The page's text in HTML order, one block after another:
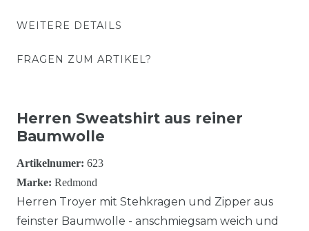
WEITERE DETAILS
FRAGEN ZUM ARTIKEL?
Herren Sweatshirt aus reiner
Baumwolle
Artikelnumer: 623
Marke: Redmond
Herren Troyer mit Stehkragen und Zipper aus
feinster Baumwolle - anschmiegsam weich und